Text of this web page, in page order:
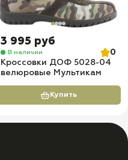
3 995 руб
В наличии
0
Кроссовки ДОФ 5028-04
велюровые Мультикам
Купить